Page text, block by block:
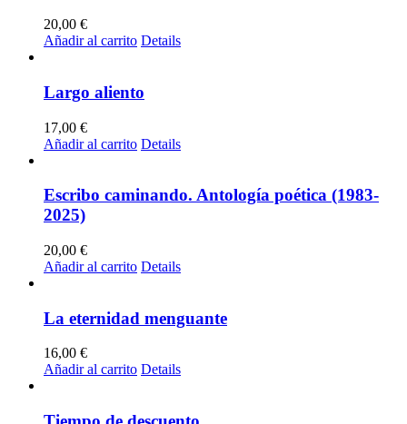
20,00 €
Añadir al carrito Details
Largo aliento
17,00 €
Añadir al carrito Details
Escribo caminando. Antología poética (1983-
2025)
20,00 €
Añadir al carrito Details
La eternidad menguante
16,00 €
Añadir al carrito Details